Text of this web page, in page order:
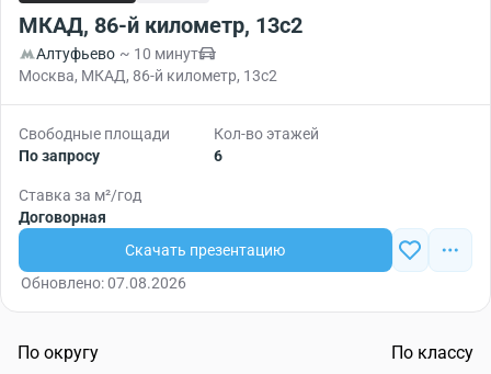
МКАД, 86-й километр, 13с2
Алтуфьево ~ 10 минут
Москва, МКАД, 86-й километр, 13с2
Свободные площади
По запросу
Кол-во этажей
6
Ставка за м²/год
Договорная
Скачать презентацию
Обновлено: 07.08.2026
По округу
По классу